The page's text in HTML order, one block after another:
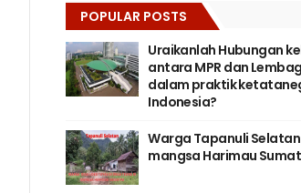
POPULAR POSTS
Uraikanlah Hubungan
antara MPR dan
dalam praktik
Indonesia?
Warga Tapanuli
mangsa Harimau